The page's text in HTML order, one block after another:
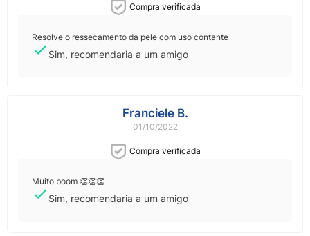
Compra verificada
Resolve o ressecamento da pele com uso contante
Sim, recomendaria a um amigo
Franciele B.
01/10/2022
Compra verificada
Muito boom 👏👏👏
Sim, recomendaria a um amigo